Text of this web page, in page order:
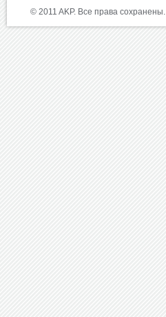
© 2011 AKP. Все права сохранены.